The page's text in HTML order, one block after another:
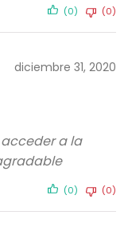
(0) (0)
diciembre 31, 2020
a la
(0) (0)